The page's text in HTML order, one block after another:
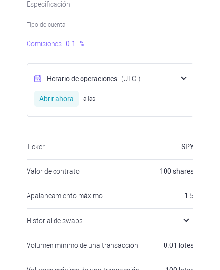
Especificación
Tipo de cuenta
Comisiones 0.1 %
Horario de operaciones (UTC )
Abrir ahora a las
Ticker SPY
Valor de contrato 100 shares
Apalancamiento máximo 1:5
Historial de swaps
Volumen mínimo de una transacción 0.01 lotes